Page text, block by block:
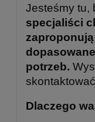
Jesteśmy tu,
specjaliści
potrzeb.
Dlaczego